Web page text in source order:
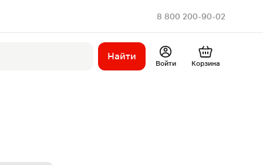
8 800 200-90-02
Найти
Войти Корзина